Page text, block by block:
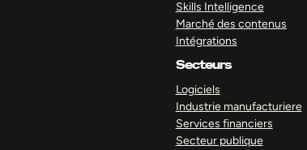
Skills Intelligence
Marché des contenus
Intégrations
Secteurs
Logiciels
Industrie manufacturiere
Services financiers
Secteur publique